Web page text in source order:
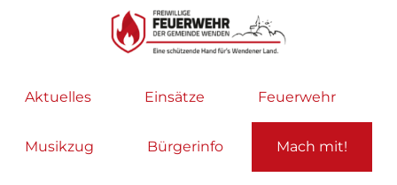
Hauptnavigation
Feuerwehr
helfen
selbstverständlich!
Aktuelles Einsätze Feuerwehr
Musikzug Bürgerinfo Mach mit!